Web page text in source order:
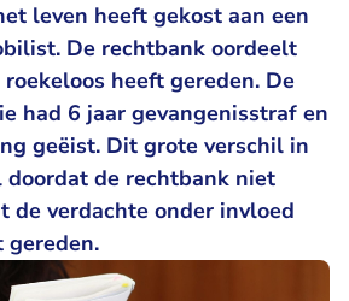
leven heeft gekost aan een
De rechtbank oordeelt
heeft gereden. De
had 6 jaar gevangenisstraf en
geëist. Dit grote verschil in
de rechtbank niet
de verdachte onder invloed
gereden.